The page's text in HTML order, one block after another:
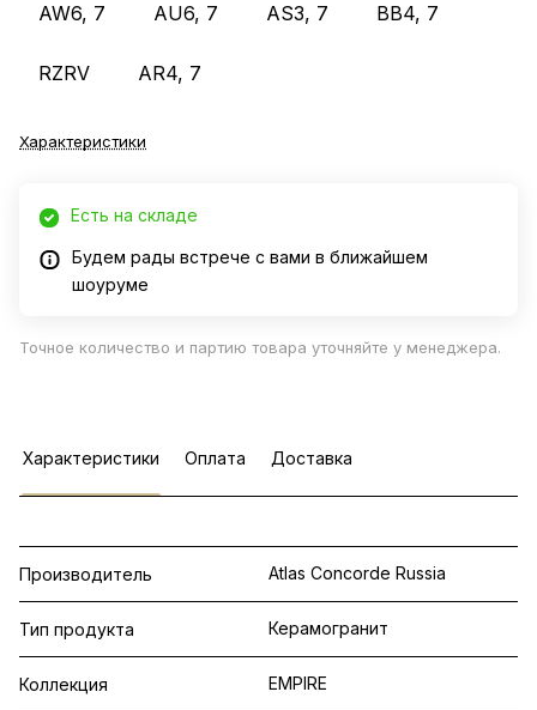
AW6, 7 AU6, 7 AS3, 7 BB4, 7
RZRV AR4, 7
Характеристики
Есть на складе
Будем рады встрече с вами в ближайшем
шоуруме
Точное количество и партию товара уточняйте у менеджера.
Характеристики Оплата Доставка
Производитель Atlas Concorde Russia
Тип продукта Керамогранит
Коллекция EMPIRE